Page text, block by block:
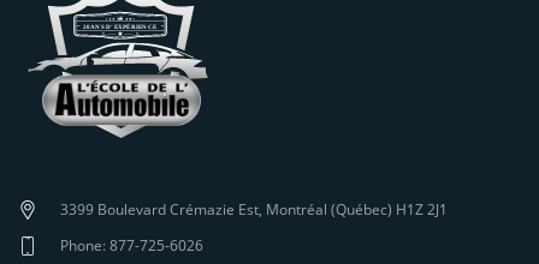
3399 Boulevard Crémazie Est, Montréal (Québec) H1Z 2J1
Phone: 877-725-6026